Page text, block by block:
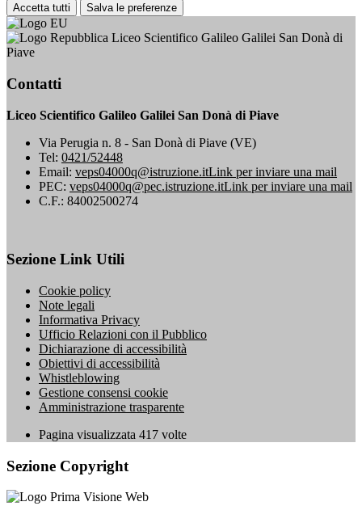
Accetta tutti Salva le preferenze
Liceo Scientifico Galileo Galilei San Donà di
Piave
Contatti
Liceo Scientifico Galileo Galilei San Donà di Piave
Via Perugia n. 8 - San Donà di Piave (VE)
Tel: 0421/52448
Email: veps04000q@istruzione.itLink per inviare una mail
PEC: veps04000q@pec.istruzione.itLink per inviare una mail
C.F.: 84002500274
Sezione Link Utili
Cookie policy
Note legali
Informativa Privacy
Ufficio Relazioni con il Pubblico
Dichiarazione di accessibilità
Obiettivi di accessibilità
Whistleblowing
Gestione consensi cookie
Amministrazione trasparente
Pagina visualizzata 417 volte
Sezione Copyright